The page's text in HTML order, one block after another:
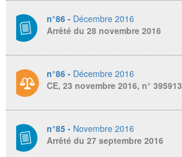
n°86 - Décembre 2016
Arrêté du 28 novembre 2016
n°86 - Décembre 2016
CE, 23 novembre 2016, n° 395913
n°85 - Novembre 2016
Arrêté du 27 septembre 2016